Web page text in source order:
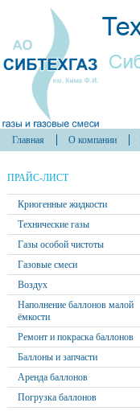
Главная О компании
ПРАЙС-ЛИСТ
Криогенные жидкости
Технические газы
Газы особой чистоты
Газовые смеси
Воздух
Наполнение баллонов малой
ёмкости
Ремонт и покраска баллонов
Баллоны и запчасти
Аренда баллонов
Погрузка баллонов